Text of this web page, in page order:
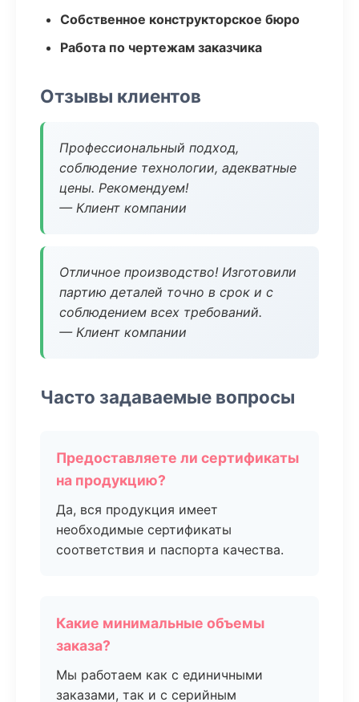
Собственное конструкторское бюро
Работа по чертежам заказчика
Отзывы клиентов
Профессиональный подход,
соблюдение технологии, адекватные
цены. Рекомендуем!
— Клиент компании
Отличное производство! Изготовили
партию деталей точно в срок и с
соблюдением всех требований.
— Клиент компании
Часто задаваемые вопросы
Предоставляете ли сертификаты
на продукцию?
Да, вся продукция имеет
необходимые сертификаты
соответствия и паспорта качества.
Какие минимальные объемы
заказа?
Мы работаем как с единичными
заказами, так и с серийным